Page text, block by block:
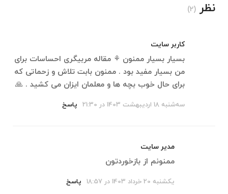
نظر (2)
کاربر سایت
بسیار بسیار ممنون ⚘️ مقاله مربیگری احساسات برای
من بسیار مفید بود . ممنون بابت تلاش و زحماتی که
برای حال خوب بچه ها و معلمان ایزان می کشید . 🙏
سه‌شنبه 18 اردیبهشت 1403 در 21:30 پاسخ
مدیر سایت
ممنونم از بازخوردتون
یکشنبه 20 خرداد 1403 در 18:57 پاسخ